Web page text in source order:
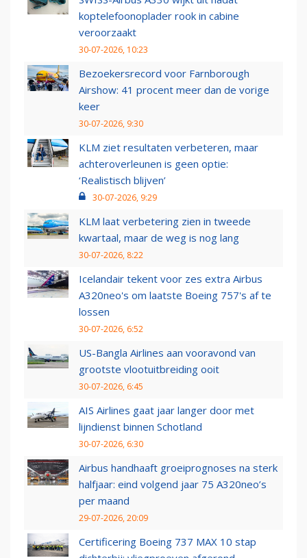
koptelefoonoplader rook in cabine
veroorzaakt
30-07-2026, 10:23
Bezoekersrecord voor Farnborough
Airshow: 41 procent meer dan de vorige
keer
30-07-2026, 9:30
KLM ziet resultaten verbeteren, maar
achteroverleunen is geen optie:
‘Realistisch blijven’
30-07-2026, 9:29
KLM laat verbetering zien in tweede
kwartaal, maar de weg is nog lang
30-07-2026, 8:22
Icelandair tekent voor zes extra Airbus
A320neo's om laatste Boeing 757's af te
lossen
30-07-2026, 6:52
US-Bangla Airlines aan vooravond van
grootste vlootuitbreiding ooit
30-07-2026, 6:45
AIS Airlines gaat jaar langer door met
lijndienst binnen Schotland
30-07-2026, 6:30
Airbus handhaaft groeiprognoses na sterk
halfjaar: eind volgend jaar 75 A320neo’s
per maand
29-07-2026, 20:09
Certificering Boeing 737 MAX 10 stap